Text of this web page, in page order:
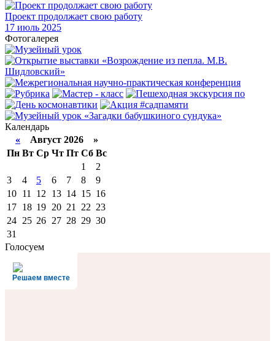
Проект продолжает свою работу
17 июль 2025
Фотогалерея
Календарь
« Август 2026 »
Пн Вт Ср Чт Пт Сб Вс
1
2
3
4 5 6 7 8
9
10 11 12 13 14 15 16
17 18 19 20 21 22 23
24 25 26 27 28 29 30
31
Голосуем
Решаем вместе